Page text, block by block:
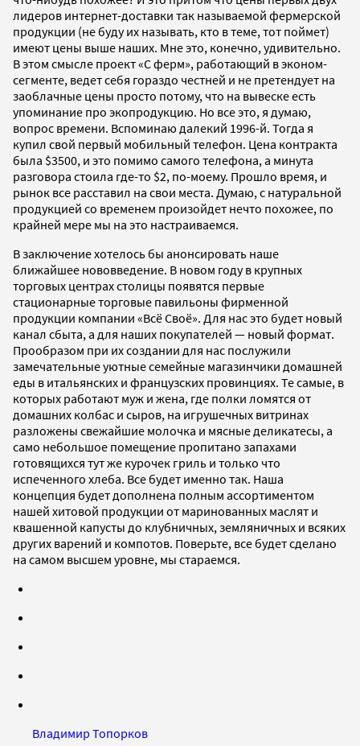
лидеров интернет-доставки так называемой фермерской
продукции (не буду их называть, кто в теме, тот поймет)
имеют цены выше наших. Мне это, конечно, удивительно.
В этом смысле проект «С ферм», работающий в эконом-
сегменте, ведет себя гораздо честней и не претендует на
заоблачные цены просто потому, что на вывеске есть
упоминание про экопродукцию. Но все это, я думаю,
вопрос времени. Вспоминаю далекий 1996-й. Тогда я
купил свой первый мобильный телефон. Цена контракта
была $3500, и это помимо самого телефона, а минута
разговора стоила где-то $2, по-моему. Прошло время, и
рынок все расставил на свои места. Думаю, с натуральной
продукцией со временем произойдет нечто похожее, по
крайней мере мы на это настраиваемся.
В заключение хотелось бы анонсировать наше
ближайшее нововведение. В новом году в крупных
торговых центрах столицы появятся первые
стационарные торговые павильоны фирменной
продукции компании «Всё Своё». Для нас это будет новый
канал сбыта, а для наших покупателей — новый формат.
Прообразом при их создании для нас послужили
замечательные уютные семейные магазинчики домашней
еды в итальянских и французских провинциях. Те самые, в
которых работают муж и жена, где полки ломятся от
домашних колбас и сыров, на игрушечных витринах
разложены свежайшие молочка и мясные деликатесы, а
само небольшое помещение пропитано запахами
готовящихся тут же курочек гриль и только что
испеченного хлеба. Все будет именно так. Наша
концепция будет дополнена полным ассортиментом
нашей хитовой продукции от маринованных маслят и
квашенной капусты до клубничных, земляничных и всяких
других варений и компотов. Поверьте, все будет сделано
на самом высшем уровне, мы стараемся.
Владимир Топорков